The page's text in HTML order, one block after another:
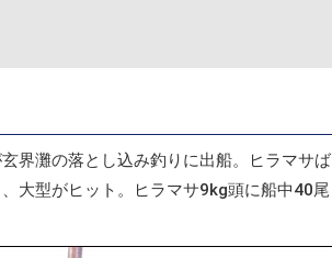
界灘の落とし込み釣りに出船。ヒラマサば
大型がヒット。ヒラマサ9kg頭に船中40尾